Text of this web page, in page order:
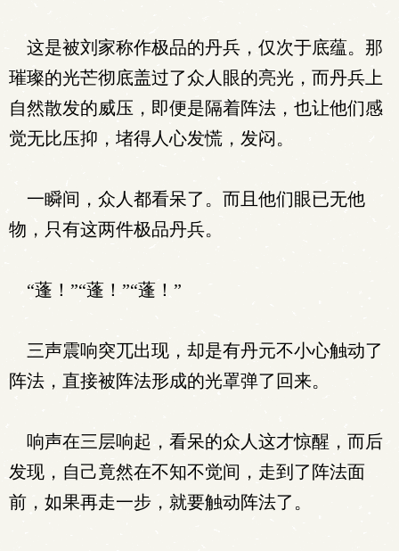
这是被刘家称作极品的丹兵，仅次于底蕴。那
璀璨的光芒彻底盖过了众人眼的亮光，而丹兵上
自然散发的威压，即便是隔着阵法，也让他们感
觉无比压抑，堵得人心发慌，发闷。
一瞬间，众人都看呆了。而且他们眼已无他
物，只有这两件极品丹兵。
“蓬！”“蓬！”“蓬！”
三声震响突兀出现，却是有丹元不小心触动了
阵法，直接被阵法形成的光罩弹了回来。
响声在三层响起，看呆的众人这才惊醒，而后
发现，自己竟然在不知不觉间，走到了阵法面
前，如果再走一步，就要触动阵法了。